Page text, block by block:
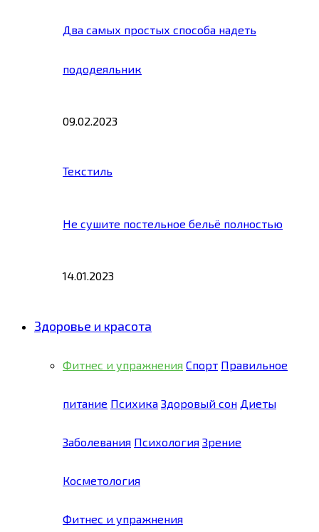
Два самых простых способа надеть
пододеяльник
09.02.2023
Текстиль
Не сушите постельное бельё полностью
14.01.2023
Здоровье и красота
Фитнес и упражнения Спорт Правильное
питание Психика Здоровый сон Диеты
Заболевания Психология Зрение
Косметология
Фитнес и упражнения